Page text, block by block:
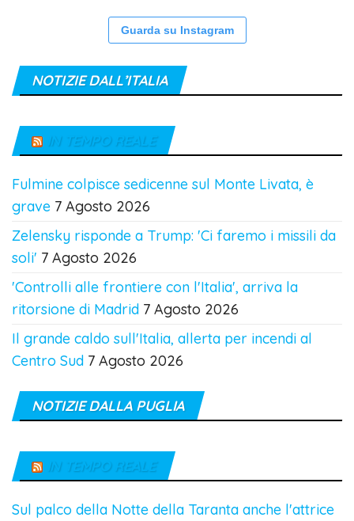
Guarda su Instagram
NOTIZIE DALL’ITALIA
IN TEMPO REALE
Fulmine colpisce sedicenne sul Monte Livata, è
grave 7 Agosto 2026
Zelensky risponde a Trump: 'Ci faremo i missili da
soli' 7 Agosto 2026
'Controlli alle frontiere con l'Italia', arriva la
ritorsione di Madrid 7 Agosto 2026
Il grande caldo sull'Italia, allerta per incendi al
Centro Sud 7 Agosto 2026
NOTIZIE DALLA PUGLIA
IN TEMPO REALE
Sul palco della Notte della Taranta anche l'attrice